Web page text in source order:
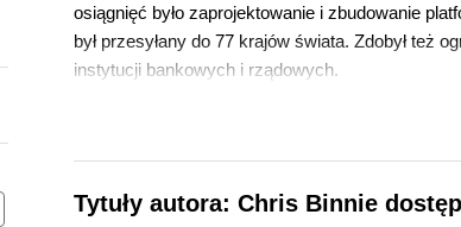
osiągnięć było zaprojektowanie i zbudowanie
był przesyłany do 77 krajów świata. Zdobył też
instytucji bankowych i rządowych.
Tytuły autora: Chris Binnie